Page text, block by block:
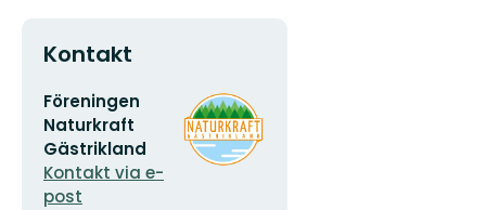
Kontakt
E-
postadress
Föreningen
Naturkraft
Gästrikland
Kontakt via e-
post
Organisationens
logotyp